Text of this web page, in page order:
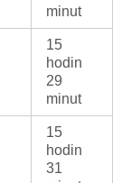
minut
15
hodin
29
minut
15
hodin
31